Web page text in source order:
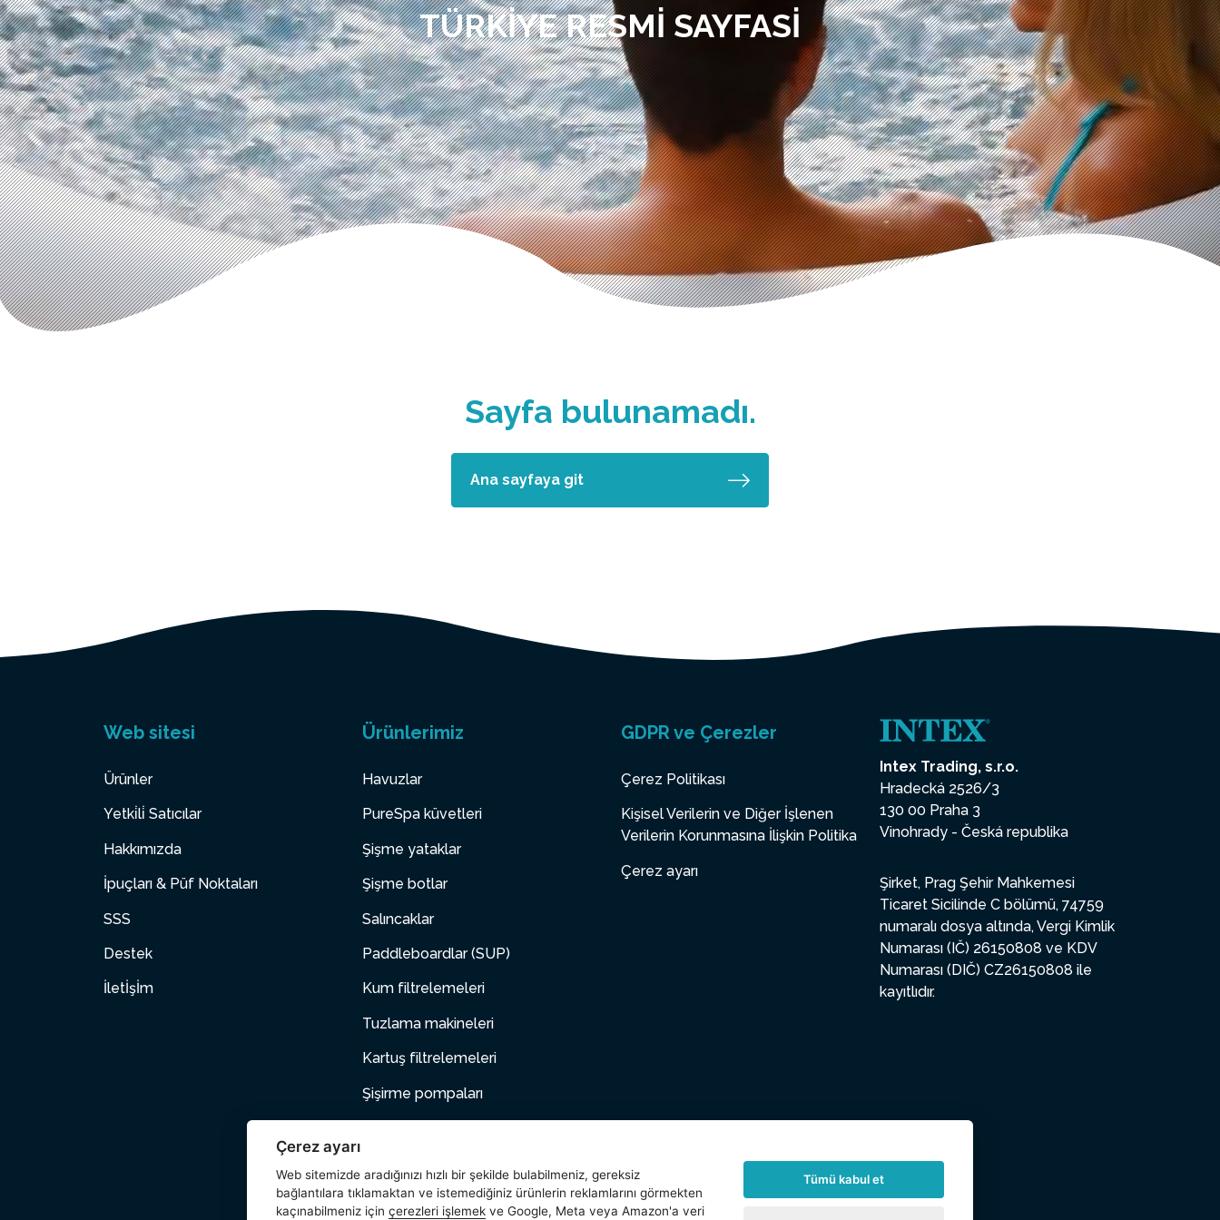
TÜRKIYE RESMI SAYFASI
Sayfa bulunamadı.
Ana sayfaya git
Web sitesi
Ürünler
Yetki̇li̇ Satıcılar
Hakkımızda
İpuçları & Püf Noktaları
SSS
Destek
İletİşİm
Ürünlerimiz
Havuzlar
PureSpa küvetleri
Şişme yataklar
Şişme botlar
Salıncaklar
Paddleboardlar (SUP)
Kum filtrelemeleri
Tuzlama makineleri
Kartuş filtrelemeleri
Şişirme pompaları
Aksesuarlar
GDPR ve Çerezler
Çerez Politikası
Kişisel Verilerin ve Diğer İşlenen
Verilerin Korunmasına İlişkin Politika
Çerez ayarı
Intex Trading, s.r.o.
Hradecká 2526/3
130 00 Praha 3
Vinohrady - Česká republika
Şirket, Prag Şehir Mahkemesi
Ticaret Sicilinde C bölümü, 74759
numaralı dosya altında, Vergi Kimlik
Numarası (IČ) 26150808 ve KDV
Numarası (DIČ) CZ26150808 ile
kayıtlıdır.
Çerez ayarı
Web sitemizde aradığınızı hızlı bir şekilde bulabilmeniz, gereksiz
bağlantılara tıklamaktan ve istemediğiniz ürünlerin reklamlarını görmekten
kaçınabilmeniz için çerezleri işlemek ve Google, Meta veya Amazon'a veri
Tümü kabul et